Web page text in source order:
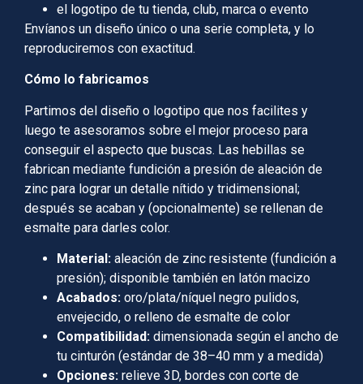
el logotipo de tu tienda, club, marca o evento
Envíanos un diseño único o una serie completa, y lo
reproduciremos con exactitud.
Cómo lo fabricamos
Partimos del diseño o logotipo que nos facilites y
luego te asesoramos sobre el mejor proceso para
conseguir el aspecto que buscas. Las hebillas se
fabrican mediante fundición a presión de aleación de
zinc para lograr un detalle nítido y tridimensional;
después se acaban y (opcionalmente) se rellenan de
esmalte para darles color.
Material: aleación de zinc resistente (fundición a
presión); disponible también en latón macizo
Acabados: oro/plata/níquel negro pulidos,
envejecido, o relleno de esmalte de color
Compatibilidad: dimensionada según el ancho de
tu cinturón (estándar de 38–40 mm y a medida)
Opciones: relieve 3D, bordes con corte de